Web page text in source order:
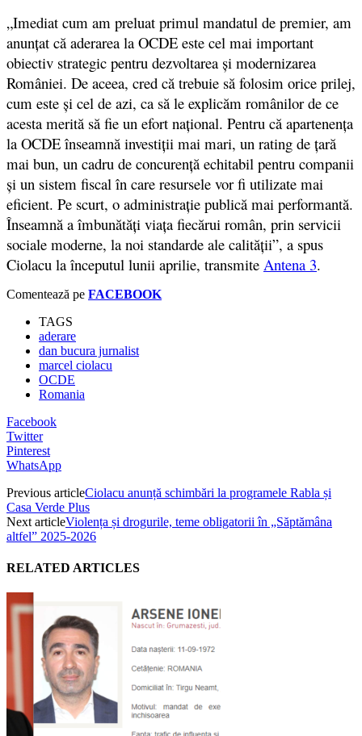
„Imediat cum am preluat primul mandatul de premier, am
anunțat că aderarea la OCDE este cel mai important
obiectiv strategic pentru dezvoltarea și modernizarea
României. De aceea, cred că trebuie să folosim orice prilej,
cum este și cel de azi, ca să le explicăm românilor de ce
acesta merită să fie un efort național. Pentru că apartenența
la OCDE înseamnă investiții mai mari, un rating de țară
mai bun, un cadru de concurență echitabil pentru companii
și un sistem fiscal în care resursele vor fi utilizate mai
eficient. Pe scurt, o administrație publică mai performantă.
Înseamnă a îmbunătăți viața fiecărui român, prin servicii
sociale moderne, la noi standarde ale calității”, a spus
Ciolacu la începutul lunii aprilie, transmite Antena 3.
Comentează pe FACEBOOK
TAGS
aderare
dan bucura jurnalist
marcel ciolacu
OCDE
Romania
Facebook
Twitter
Pinterest
WhatsApp
Previous articleCiolacu anunță schimbări la programele Rabla și
Casa Verde Plus
Next articleViolența și drogurile, teme obligatorii în „Săptămâna
altfel” 2025-2026
RELATED ARTICLES